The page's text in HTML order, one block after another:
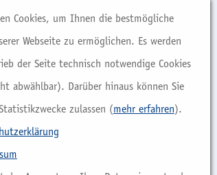
Cookies, um Ihnen die bestmögliche
Webseite zu ermöglichen. Es werden
der Seite technisch notwendige Cookies
abwählbar). Darüber hinaus können Sie
zulassen (mehr erfahren).